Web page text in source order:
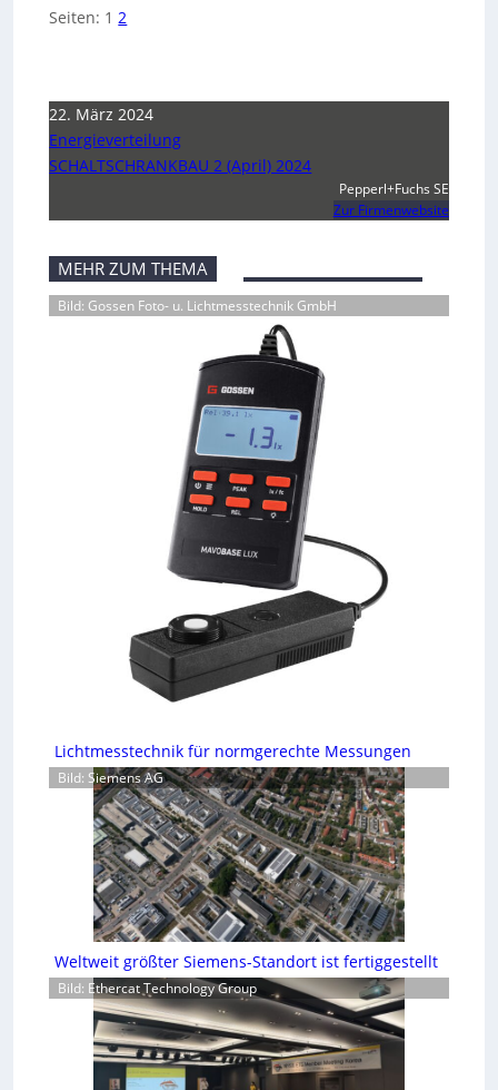
Seiten: 1 2
22. März 2024
Energieverteilung
SCHALTSCHRANKBAU 2 (April) 2024
Pepperl+Fuchs SE
Zur Firmenwebsite
MEHR ZUM THEMA
Bild: Gossen Foto- u. Lichtmesstechnik GmbH
Lichtmesstechnik für normgerechte Messungen
Bild: Siemens AG
Weltweit größter Siemens-Standort ist fertiggestellt
Bild: Ethercat Technology Group